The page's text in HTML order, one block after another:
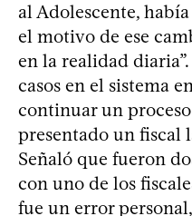
al Adolescente,
el motivo de ese
en la realidad
casos en el sistema
continuar un
presentado un fiscal
Señaló que fueron
con uno de los
fue un error